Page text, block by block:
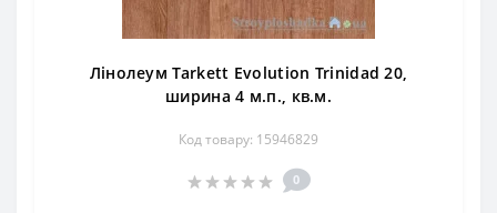
Лінолеум Tarkett Evolution Trinidad 20,
ширина 4 м.п., кв.м.
Код товару: 15946829
0